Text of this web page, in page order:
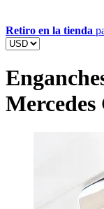
Retiro en la tienda